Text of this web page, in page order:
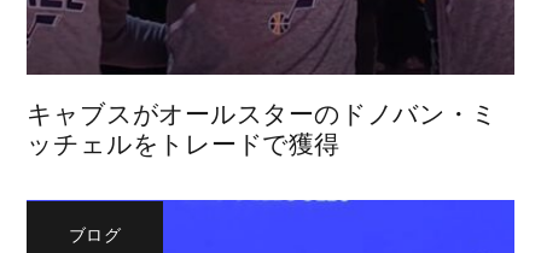
キャブスがオールスターのドノバン・ミ
ッチェルをトレードで獲得
ブログ